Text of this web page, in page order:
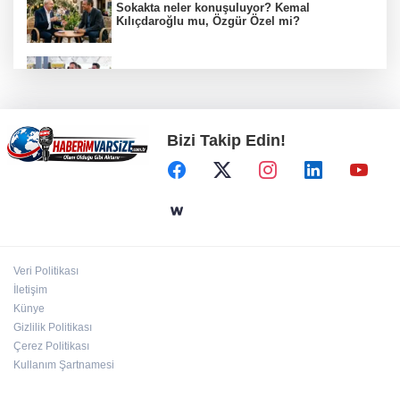
Sokakta neler konuşuluyor? Kemal
Kılıçdaroğlu mu, Özgür Özel mi?
Bursa Nilüfer Belediyesi’nden kırtasiye
desteği
Bursa Uludağ Üniversitesi Güzel Sanatlar
Bizi Takip Edin!
Veri Politikası
İletişim
Künye
Gizlilik Politikası
Çerez Politikası
Kullanım Şartnamesi